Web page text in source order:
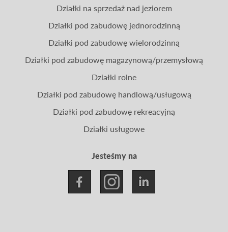
Jesteśmy na
Działki na sprzedaż nad jeziorem
Działki pod zabudowę jednorodzinną
Działki pod zabudowę wielorodzinną
Działki pod zabudowę magazynową/przemysłową
Działki rolne
Działki pod zabudowę handlową/usługową
Działki pod zabudowę rekreacyjną
Działki usługowe